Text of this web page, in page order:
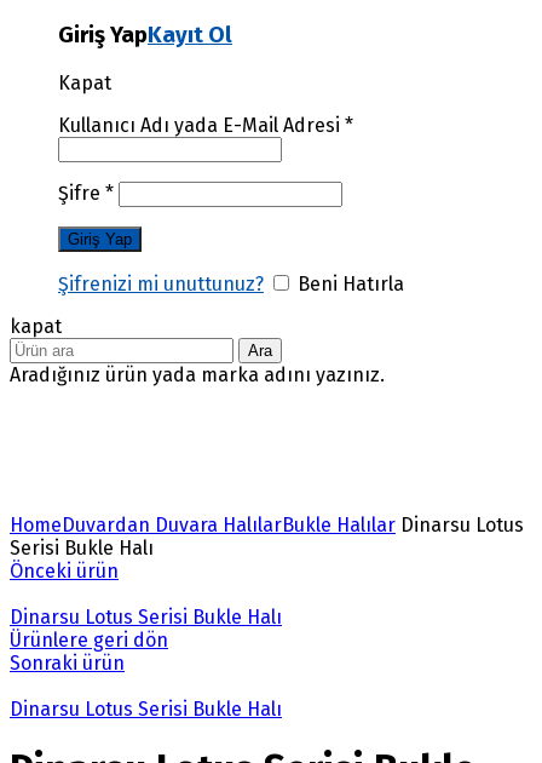
Giriş YapKayıt Ol
Kapat
Kullanıcı Adı yada E-Mail Adresi *
Şifre *
Şifrenizi mi unuttunuz?
Beni Hatırla
kapat
Ara
Aradığınız ürün yada marka adını yazınız.
HomeDuvardan Duvara HalılarBukle Halılar Dinarsu Lotus
Serisi Bukle Halı
Önceki ürün
Dinarsu Lotus Serisi Bukle Halı
Ürünlere geri dön
Sonraki ürün
Dinarsu Lotus Serisi Bukle Halı